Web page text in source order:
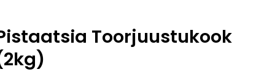
Toorjuustukook